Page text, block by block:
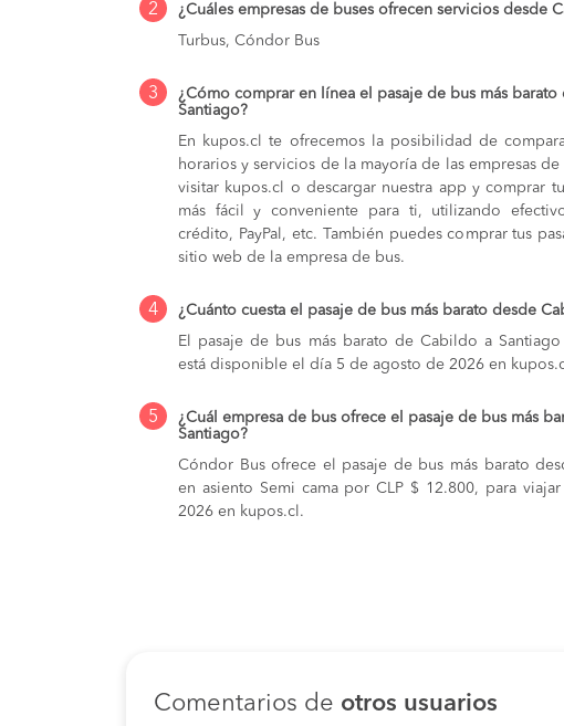
2
¿Cuáles empresas de buses ofrecen servicios desde
Turbus, Cóndor Bus
3
¿Cómo comprar en línea el pasaje de bus más
Santiago?
En kupos.cl te ofrecemos la posibilidad de
horarios y servicios de la mayoría de las empresas
visitar kupos.cl o descargar nuestra app y comprar
más fácil y conveniente para ti, utilizando
crédito, PayPal, etc. También puedes comprar tus
sitio web de la empresa de bus.
4
¿Cuánto cuesta el pasaje de bus más barato desde
El pasaje de bus más barato de Cabildo a
está disponible el día 5 de agosto de 2026 en
5
¿Cuál empresa de bus ofrece el pasaje de bus más
Santiago?
Cóndor Bus ofrece el pasaje de bus más barato
en asiento Semi cama por CLP $ 12.800, para
2026 en kupos.cl.
Comentarios de otros usuarios